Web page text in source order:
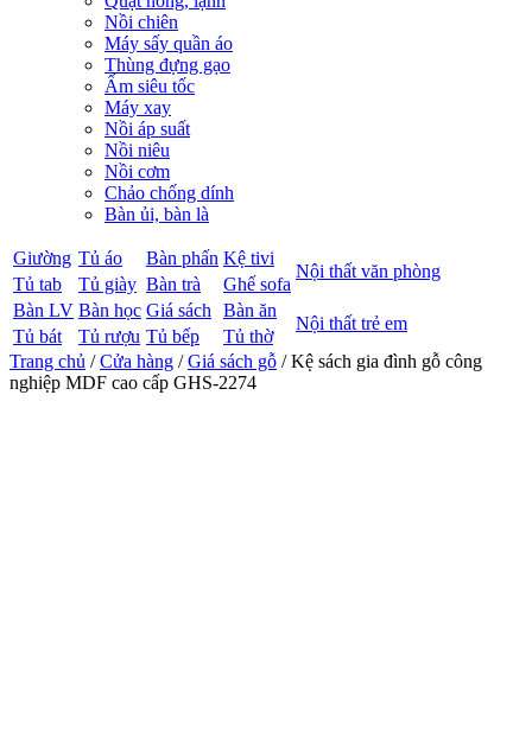
Nồi chiên
Máy sấy quần áo
Thùng đựng gạo
Ấm siêu tốc
Máy xay
Nồi áp suất
Nồi niêu
Nồi cơm
Chảo chống dính
Bàn ủi, bàn là
Giường Tủ áo Bàn phấn Kệ tivi
Nội thất văn phòng
Tủ tab Tủ giày Bàn trà
Ghế sofa
Bàn LV Bàn học Giá sách Bàn ăn
Nội thất trẻ em
Tủ bát Tủ rượu Tủ bếp
Tủ thờ
Trang chủ /Cửa hàng /Giá sách gỗ / Kệ sách gia đình gỗ công
nghiệp MDF cao cấp GHS-2274